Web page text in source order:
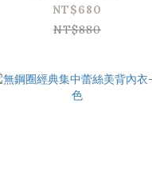
NT$680
NT$880